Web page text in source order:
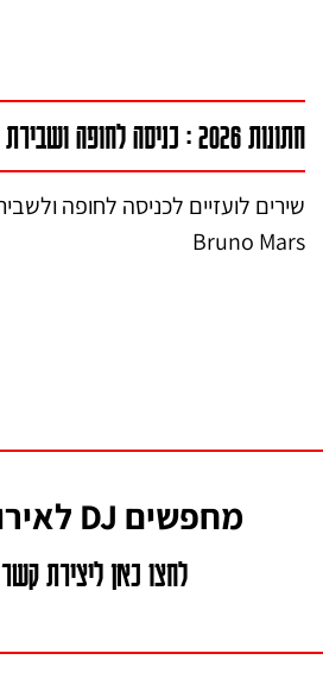
חתונות 2026 : כניסה לחופה ושבירת כוס (לועזי)
Bruno Mars
מחפשים DJ לאירוע שלכם?
לחצו כאן ליצירת קשר